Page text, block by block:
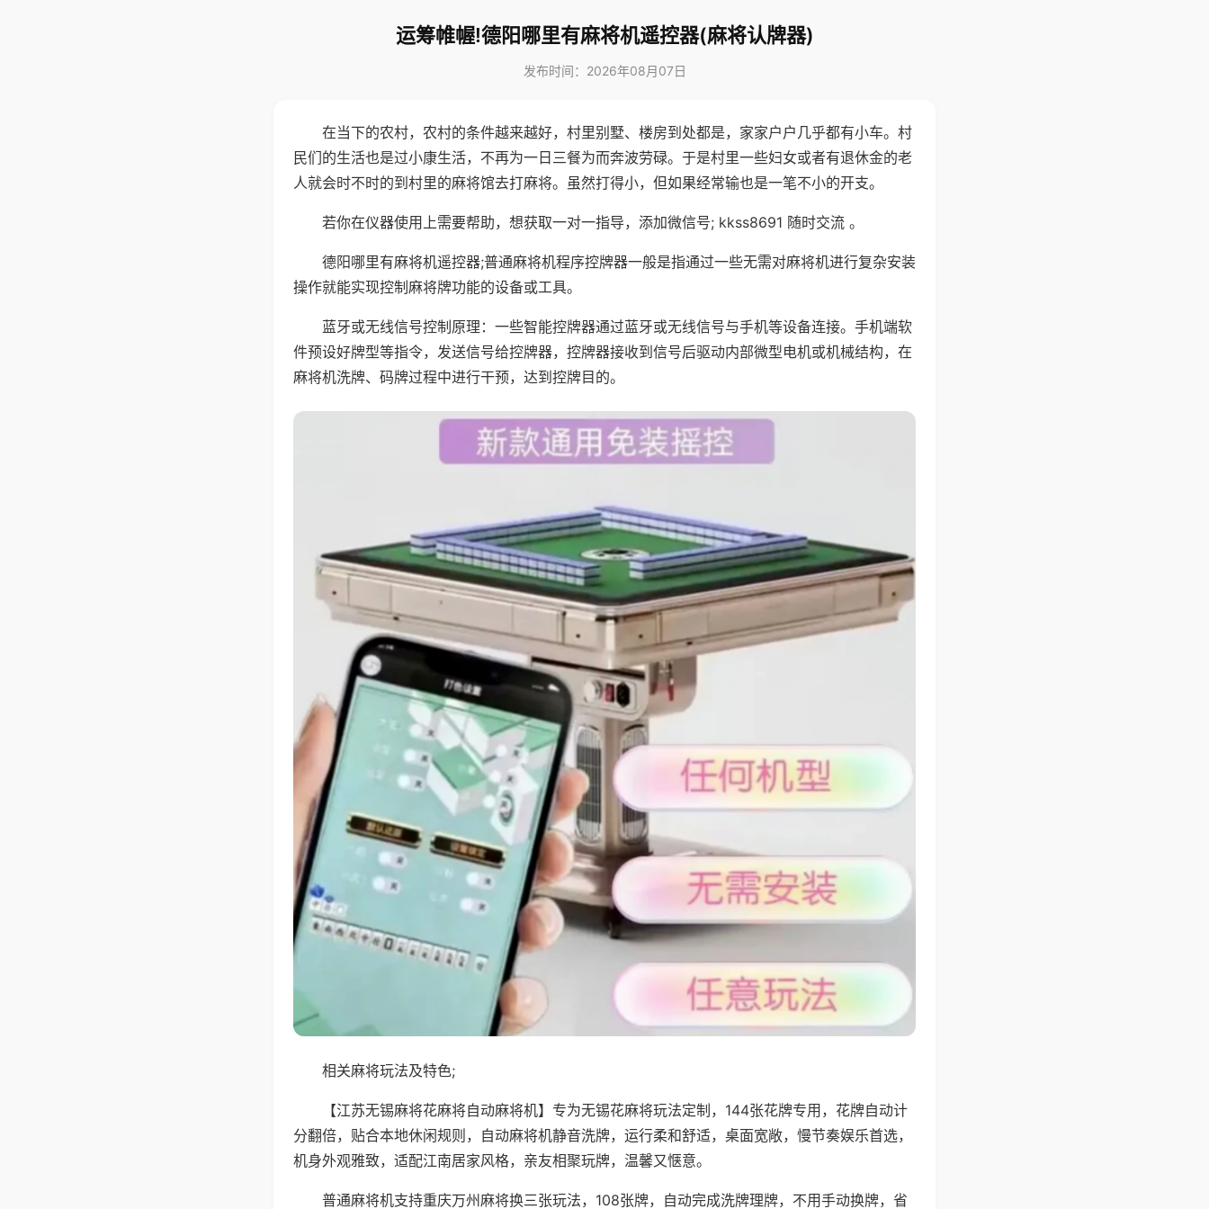
运筹帷幄!德阳哪里有麻将机遥控器(麻将认牌器)
发布时间：2026年08月07日
在当下的农村，农村的条件越来越好，村里别墅、楼房到处都是，家家户户几乎都有小车。村
民们的生活也是过小康生活，不再为一日三餐为而奔波劳碌。于是村里一些妇女或者有退休金的老
人就会时不时的到村里的麻将馆去打麻将。虽然打得小，但如果经常输也是一笔不小的开支。
若你在仪器使用上需要帮助，想获取一对一指导，添加微信号; kkss8691 随时交流 。
德阳哪里有麻将机遥控器;普通麻将机程序控牌器一般是指通过一些无需对麻将机进行复杂安装
操作就能实现控制麻将牌功能的设备或工具。
蓝牙或无线信号控制原理：一些智能控牌器通过蓝牙或无线信号与手机等设备连接。手机端软
件预设好牌型等指令，发送信号给控牌器，控牌器接收到信号后驱动内部微型电机或机械结构，在
麻将机洗牌、码牌过程中进行干预，达到控牌目的。
相关麻将玩法及特色;
【江苏无锡麻将花麻将自动麻将机】专为无锡花麻将玩法定制，144张花牌专用，花牌自动计
分翻倍，贴合本地休闲规则，自动麻将机静音洗牌，运行柔和舒适，桌面宽敞，慢节奏娱乐首选，
机身外观雅致，适配江南居家风格，亲友相聚玩牌，温馨又惬意。
普通麻将机支持重庆万州麻将换三张玩法，108张牌，自动完成洗牌理牌，不用手动换牌，省